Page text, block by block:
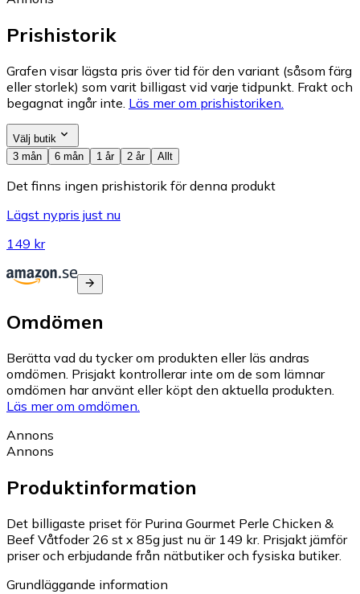
Prishistorik
Grafen visar lägsta pris över tid för den variant (såsom färg
eller storlek) som varit billigast vid varje tidpunkt. Frakt och
begagnat ingår inte. Läs mer om prishistoriken.
Välj butik
3 mån
6 mån 1 år 2 år Allt
Det finns ingen prishistorik för denna produkt
Lägst nypris just nu
149 kr
Omdömen
Berätta vad du tycker om produkten eller läs andras
omdömen. Prisjakt kontrollerar inte om de som lämnar
omdömen har använt eller köpt den aktuella produkten.
Läs mer om omdömen.
Annons
Annons
Produktinformation
Det billigaste priset för Purina Gourmet Perle Chicken &
Beef Våtfoder 26 st x 85g just nu är 149 kr. Prisjakt jämför
priser och erbjudande från nätbutiker och fysiska butiker.
Grundläggande information